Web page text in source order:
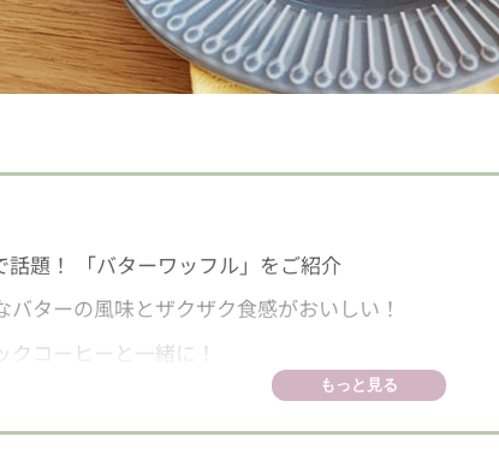
話題！ 「バターワッフル」をご紹介
バターの風味とザクザク食感がおいしい！
クコーヒーと一緒に！
もっと見る